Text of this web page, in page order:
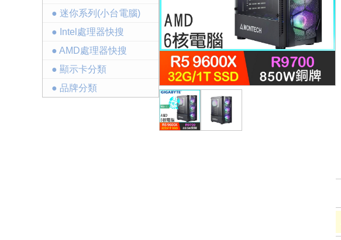
● 迷你系列(小台電腦)
● Intel處理器快搜
● AMD處理器快搜
● 顯示卡分類
● 品牌分類